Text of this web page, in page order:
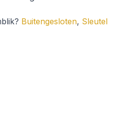
? Buitengesloten, Sleutel